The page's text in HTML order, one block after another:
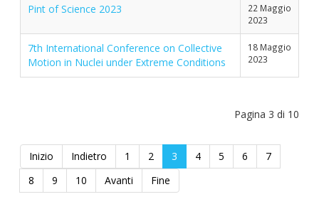
Pint of Science 2023
22 Maggio
2023
7th International Conference on Collective
Motion in Nuclei under Extreme Conditions
18 Maggio
2023
Pagina 3 di 10
Inizio Indietro 1 2 3 4 5 6
7
8
9 10 Avanti Fine